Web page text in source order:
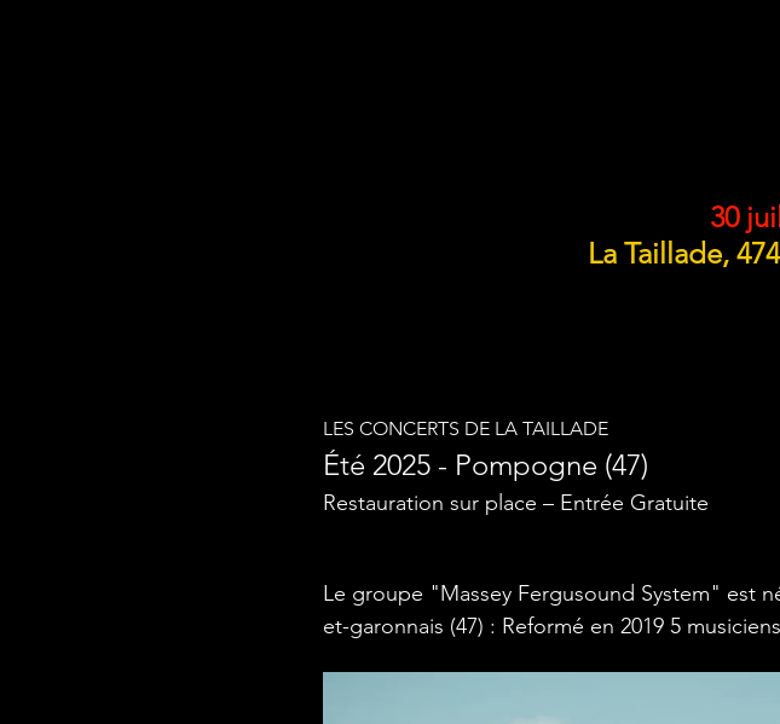
30
La Taillade,
LES CONCERTS DE LA TAILLADE
Été 2025 - Pompogne (47)
Restauration sur place – Entrée Gratuite
Le groupe "Massey Fergusound System" est
et-garonnais (47) : Reformé en 2019 5